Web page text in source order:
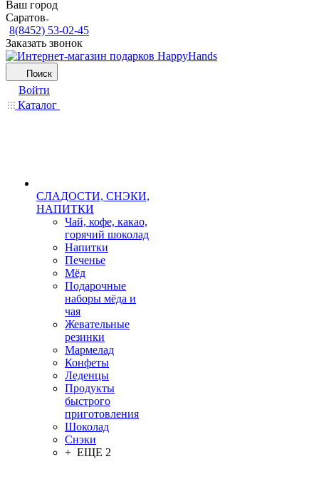
Ваш город
Саратов
8(8452) 53-02-45
Заказать звонок
Поиск
Войти
Каталог
СЛАДОСТИ, СНЭКИ,
НАПИТКИ
Чай, кофе, какао,
горячий шоколад
Напитки
Печенье
Мёд
Подарочные
наборы мёда и
чая
Жевательные
резинки
Мармелад
Конфеты
Леденцы
Продукты
быстрого
приготовления
Шоколад
Снэки
+ ЕЩЕ 2